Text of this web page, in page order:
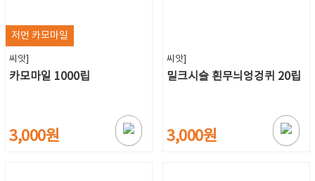
저먼 카모마일
씨앗]
카모마일 1000립
3,000원
씨앗]
밀크시슬 흰무늬엉겅퀴 20립
3,000원